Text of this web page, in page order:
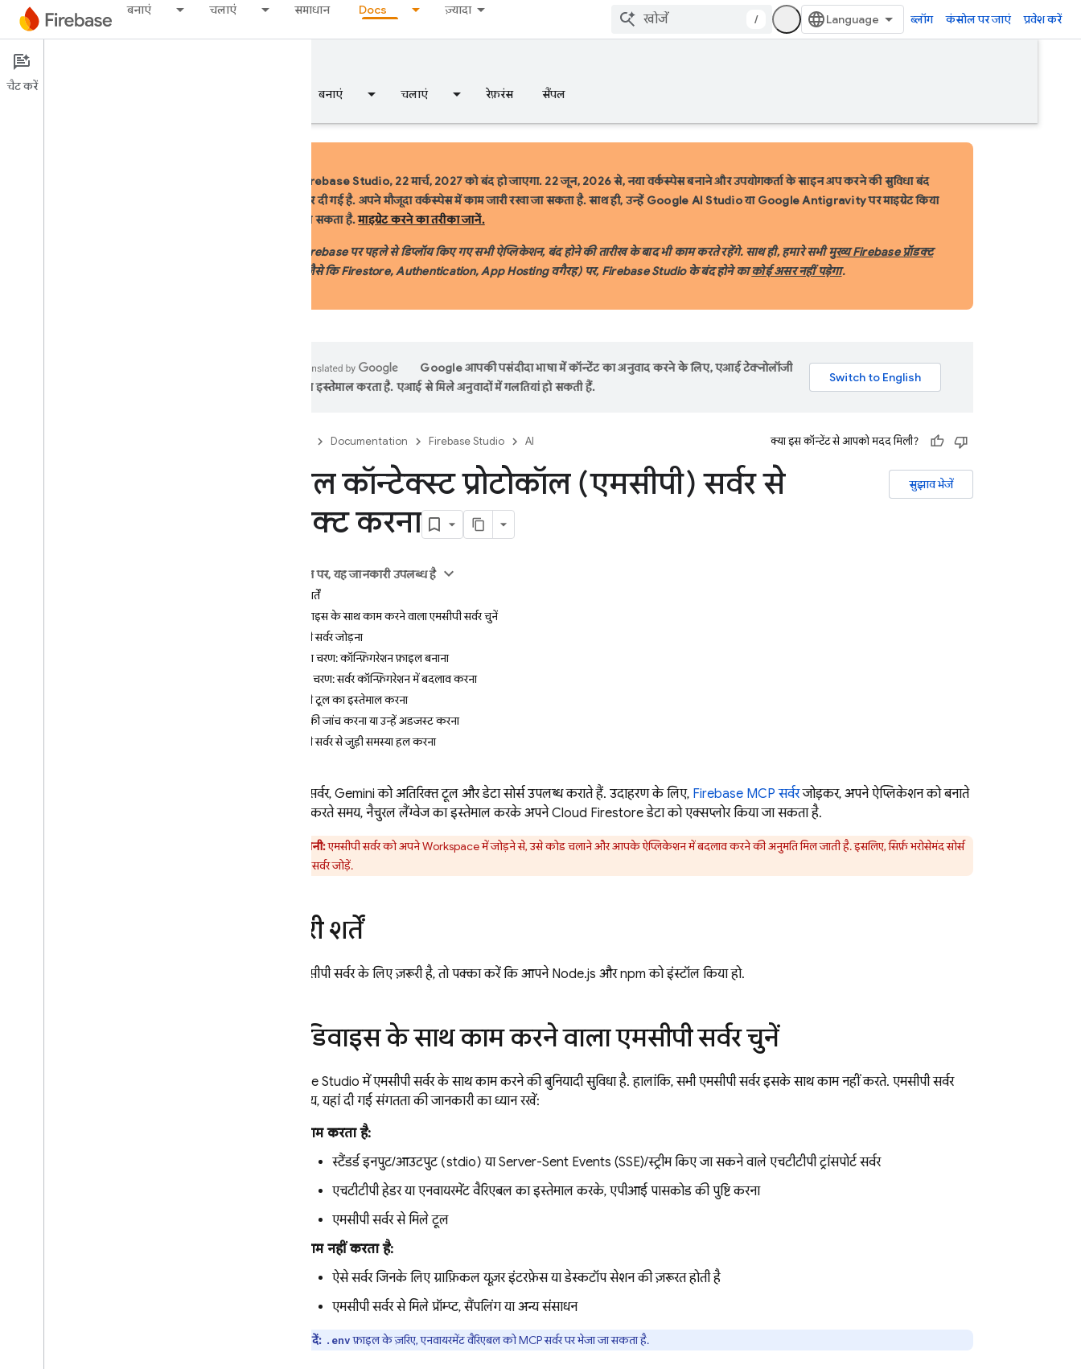
बनाएं चलाएं समाधान Docs ज़्यादा
/ ब्लॉग कंसोल पर जाएं प्रवेश करें
Documentation
खास जानकारी बनाएं चलाएं रेफ़रंस सैंपल
Firebase Studio, 22 मार्च, 2027 को बंद हो जाएगा. 22 जून, 2026 से, नया वर्कस्पेस बनाने और उपयोगकर्ता के साइन अप करने की सुविधा बंद
कर दी गई है. अपने मौजूदा वर्कस्पेस में काम जारी रखा जा सकता है. साथ ही, उन्हें Google AI Studio या Google Antigravity पर माइग्रेट किया
जा सकता है.माइग्रेट करने का तरीका जानें.
Firebase पर पहले से डिप्लॉय किए गए सभी ऐप्लिकेशन, बंद होने की तारीख के बाद भी काम करते रहेंगे. साथ ही, हमारे सभीमुख्य Firebase प्रॉडक्ट
(जैसे कि Firestore, Authentication, App Hosting वगैरह) पर, Firebase Studio के बंद होने काकोई असर नहीं पड़ेगा.
Google आपकी पसंदीदा भाषा में कॉन्टेंट का अनुवाद करने के लिए, एआई टेक्नोलॉजी
का इस्तेमाल करता है. एआई से मिले अनुवादों में गलतियां हो सकती हैं.
Documentation Firebase Studio AI क्या इस कॉन्टेंट से आपको मदद मिली?
सुझाव भेजें
मॉडल कॉन्टेक्स्ट प्रोटोकॉल (एमसीपी) सर्वर से
कनेक्ट करना
इस पेज पर, यह जानकारी उपलब्ध है
ज़रूरी शर्तें
इस डिवाइस के साथ काम करने वाला एमसीपी सर्वर चुनें
एमसीपी सर्वर जोड़ना
पहला चरण: कॉन्फ़िगरेशन फ़ाइल बनाना
दूसरा चरण: सर्वर कॉन्फ़िगरेशन में बदलाव करना
एमसीपी टूल का इस्तेमाल करना
टूल की जांच करना या उन्हें अडजस्ट करना
एमसीपी सर्वर से जुड़ी समस्या हल करना
एमसीपी सर्वर, Gemini को अतिरिक्त टूल और डेटा सोर्स उपलब्ध कराते हैं. उदाहरण के लिए, Firebase MCP सर्वरजोड़कर, अपने ऐप्लिकेशन को बनाते
या डीबग करते समय, नैचुरल लैंग्वेज का इस्तेमाल करके अपनेCloud Firestoreडेटा को एक्सप्लोर किया जा सकता है.
चेतावनी:एमसीपी सर्वर को अपने Workspace में जोड़ने से, उसे कोड चलाने और आपके ऐप्लिकेशन में बदलाव करने की अनुमति मिल जाती है. इसलिए, सिर्फ़ भरोसेमंद सोर्स
से एमसीपी सर्वर जोड़ें.
ज़रूरी शर्तें
अगर एमसीपी सर्वर के लिए ज़रूरी है, तो पक्का करें कि आपने Node.js और npm को इंस्टॉल किया हो.
इस डिवाइस के साथ काम करने वाला एमसीपी सर्वर चुनें
Firebase Studio में एमसीपी सर्वर के साथ काम करने की बुनियादी सुविधा है. हालांकि, सभी एमसीपी सर्वर इसके साथ काम नहीं करते. एमसीपी सर्वर
चुनते समय, यहां दी गई संगतता की जानकारी का ध्यान रखें:
काम करता है:
स्टैंडर्ड इनपुट/आउटपुट (stdio) या Server-Sent Events (SSE)/स्ट्रीम किए जा सकने वाले एचटीटीपी ट्रांसपोर्ट सर्वर
एचटीटीपी हेडर या एनवायरमेंट वैरिएबल का इस्तेमाल करके, एपीआई पासकोड की पुष्टि करना
एमसीपी सर्वर से मिले टूल
काम नहीं करता है:
ऐसे सर्वर जिनके लिए ग्राफ़िकल यूज़र इंटरफ़ेस या डेस्कटॉप सेशन की ज़रूरत होती है
एमसीपी सर्वर से मिले प्रॉम्प्ट, सैंपलिंग या अन्य संसाधन
ध्यान दें: .envफ़ाइल के ज़रिए, एनवायरमेंट वैरिएबल को MCP सर्वर पर भेजा जा सकता है.
चैट करें